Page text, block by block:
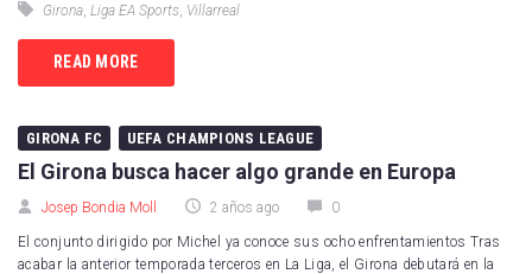
Girona Liga EA Sports Villarreal
READ MORE
GIRONA FC UEFA CHAMPIONS LEAGUE
El Girona busca hacer algo grande en Europa
Josep Bondia Moll 2 años ago 0
El conjunto dirigido por Michel ya conoce sus ocho enfrentamientos Tras
acabar la anterior temporada terceros en La Liga, el Girona debutará en la